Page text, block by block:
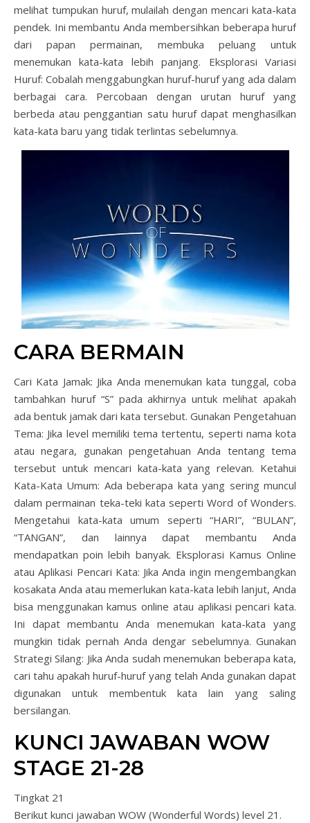
melihat tumpukan huruf, mulailah dengan mencari kata-kata
pendek. Ini membantu Anda membersihkan beberapa huruf
dari papan permainan, membuka peluang untuk
menemukan kata-kata lebih panjang. Eksplorasi Variasi
Huruf: Cobalah menggabungkan huruf-huruf yang ada dalam
berbagai cara. Percobaan dengan urutan huruf yang
berbeda atau penggantian satu huruf dapat menghasilkan
kata-kata baru yang tidak terlintas sebelumnya.
CARA BERMAIN
Cari Kata Jamak: Jika Anda menemukan kata tunggal, coba
tambahkan huruf “S” pada akhirnya untuk melihat apakah
ada bentuk jamak dari kata tersebut. Gunakan Pengetahuan
Tema: Jika level memiliki tema tertentu, seperti nama kota
atau negara, gunakan pengetahuan Anda tentang tema
tersebut untuk mencari kata-kata yang relevan. Ketahui
Kata-Kata Umum: Ada beberapa kata yang sering muncul
dalam permainan teka-teki kata seperti Word of Wonders.
Mengetahui kata-kata umum seperti “HARI”, “BULAN”,
“TANGAN”, dan lainnya dapat membantu Anda
mendapatkan poin lebih banyak. Eksplorasi Kamus Online
atau Aplikasi Pencari Kata: Jika Anda ingin mengembangkan
kosakata Anda atau memerlukan kata-kata lebih lanjut, Anda
bisa menggunakan kamus online atau aplikasi pencari kata.
Ini dapat membantu Anda menemukan kata-kata yang
mungkin tidak pernah Anda dengar sebelumnya. Gunakan
Strategi Silang: Jika Anda sudah menemukan beberapa kata,
cari tahu apakah huruf-huruf yang telah Anda gunakan dapat
digunakan untuk membentuk kata lain yang saling
bersilangan.
KUNCI JAWABAN WOW
STAGE 21-28
Tingkat 21
Berikut kunci jawaban WOW (Wonderful Words) level 21.